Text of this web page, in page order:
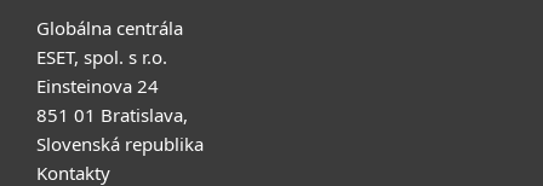
Globálna centrála
ESET, spol. s r.o.
Einsteinova 24
851 01 Bratislava,
Slovenská republika
Kontakty